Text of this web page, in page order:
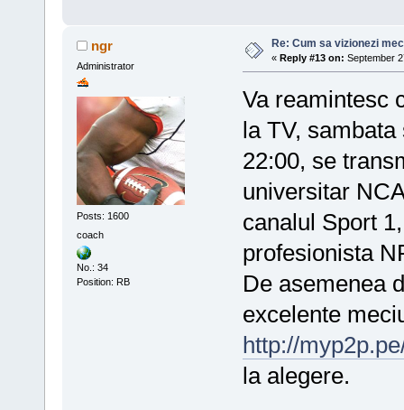
ngr
Administrator
Posts: 1600
coach
No.: 34
Position: RB
Re: Cum sa vizionezi
« Reply #13 on: September
Va reamintesc
la TV,
22:00, se
universitar
canalul Sport
profesionista
De asemenea
excelente
http://
la alegere.